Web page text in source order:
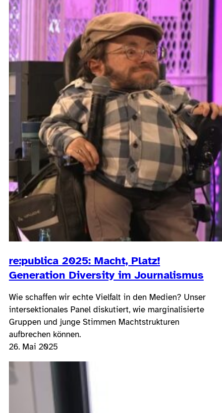
re:publica 2025: Macht, Platz!
Generation Diversity im Journalismus
Wie schaffen wir echte Vielfalt in den Medien? Unser
intersektionales Panel diskutiert, wie marginalisierte
Gruppen und junge Stimmen Machtstrukturen
aufbrechen können.
26. Mai 2025